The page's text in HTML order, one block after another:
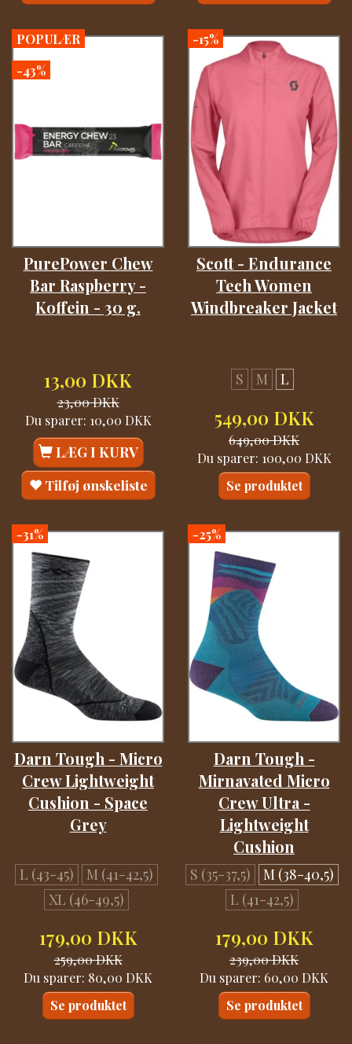
POPULÆR
-43%
PurePower Chew
Bar Raspberry -
Koffein - 30 g.
13,00 DKK
23,00 DKK
Du sparer: 10,00 DKK
LÆG I KURV
Tilføj ønskeliste
-15%
Scott - Endurance
Tech Women
Windbreaker Jacket
S M L
549,00 DKK
649,00 DKK
Du sparer: 100,00 DKK
Se produktet
-31%
Darn Tough - Micro
Crew Lightweight
Cushion - Space
Grey
L (43-45)
M (41-42,5)
XL (46-49,5)
179,00 DKK
259,00 DKK
Du sparer: 80,00 DKK
Se produktet
-25%
Darn Tough -
Mirnavated Micro
Crew Ultra -
Lightweight
Cushion
S (35-37,5)
M (38-40,5)
L (41-42,5)
179,00 DKK
239,00 DKK
Du sparer: 60,00 DKK
Se produktet